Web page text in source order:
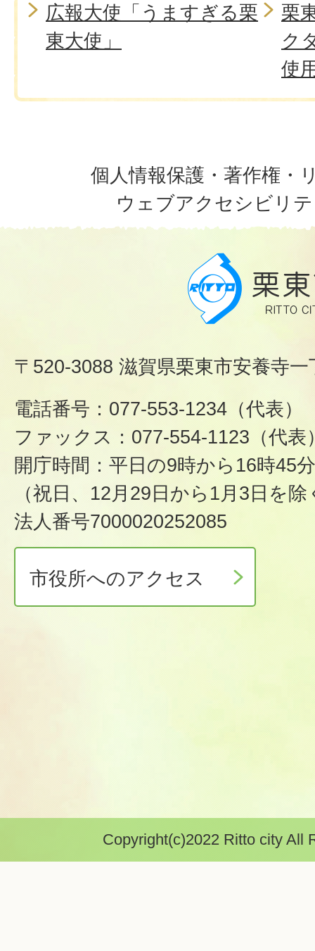
広報大使「うますぎる栗
東大使」
栗
ク
使
個人情報保護・著作権・
ウェブアクセシビリ
〒520-3088 滋賀県栗東市安養寺
電話番号：077-553-1234（代表）
ファックス：077-554-1123（代表
開庁時間：平日の9時から16時45分
（祝日、12月29日から1月3日を除
法人番号7000020252085
市役所へのアクセス
Copyright(c)2022 Ritto city All